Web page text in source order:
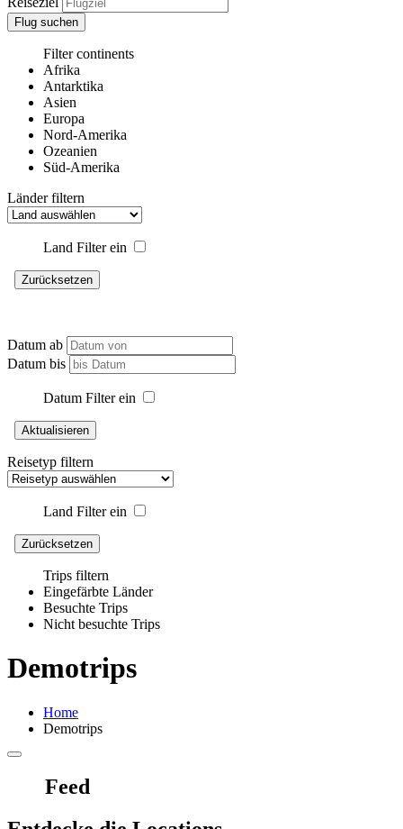
Flug suchen
Filter continents
Afrika
Antarktika
Asien
Europa
Nord-Amerika
Ozeanien
Süd-Amerika
Länder filtern
Land Filter ein
Zurücksetzen
Datum ab
Datum bis
Datum Filter ein
Aktualisieren
Reisetyp filtern
Land Filter ein
Zurücksetzen
Trips filtern
Eingefärbte Länder
Besuchte Trips
Nicht besuchte Trips
Demotrips
Home
Demotrips
Feed